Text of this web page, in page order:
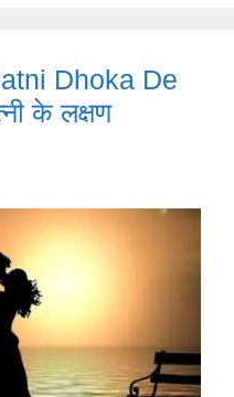
Dhoka De
के लक्षण